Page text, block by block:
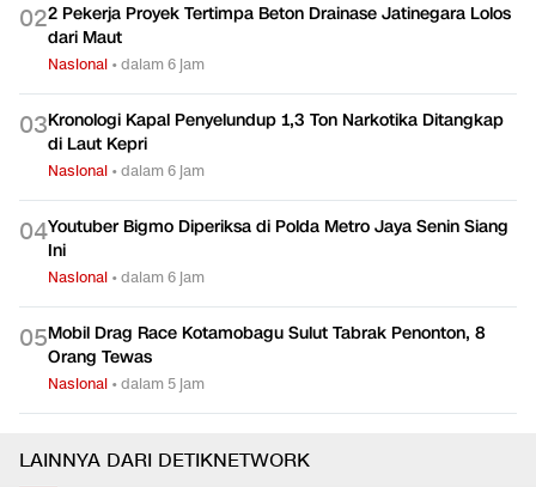
022 Pekerja Proyek Tertimpa Beton Drainase Jatinegara Lolos
dari Maut
Nasional •dalam 6 jam
03Kronologi Kapal Penyelundup 1,3 Ton Narkotika Ditangkap
di Laut Kepri
Nasional •dalam 6 jam
04Youtuber Bigmo Diperiksa di Polda Metro Jaya Senin Siang
Ini
Nasional •dalam 6 jam
05Mobil Drag Race Kotamobagu Sulut Tabrak Penonton, 8
Orang Tewas
Nasional •dalam 5 jam
LAINNYA DARI DETIKNETWORK